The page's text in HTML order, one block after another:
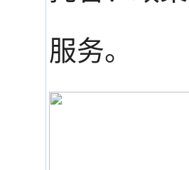
服务。